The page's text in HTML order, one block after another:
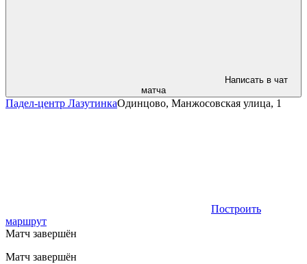
Написать в чат
матча
Падел-центр ЛазутинкаОдинцово, Манжосовская улица, 1
Построить
маршрут
Матч завершён
Матч завершён